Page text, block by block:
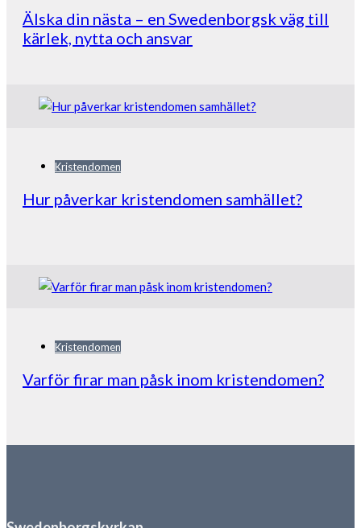
Älska din nästa – en Swedenborgsk väg till
kärlek, nytta och ansvar
Kristendomen
Hur påverkar kristendomen samhället?
Kristendomen
Varför firar man påsk inom kristendomen?